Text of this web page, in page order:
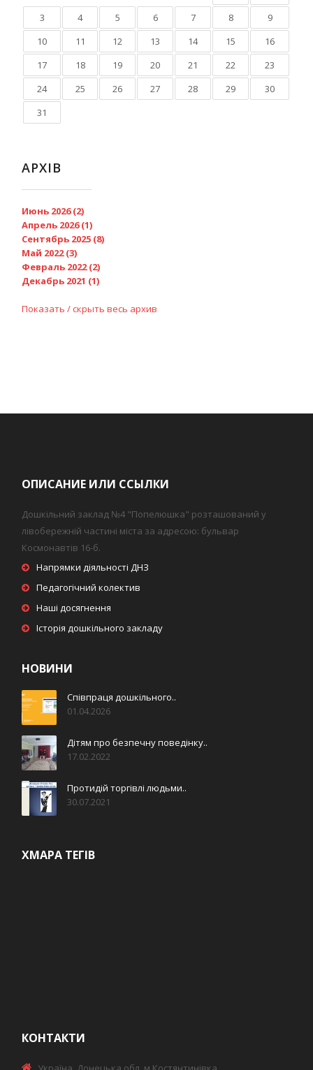
3
4 5 6 7 8
9
10
11 12 13 14 15
16
17
18 19 20 21 22
23
24
25 26 27 28 29
30
31
АРХІВ
Июнь 2026 (2)
Апрель 2026 (1)
Сентябрь 2025 (8)
Май 2022 (3)
Февраль 2022 (2)
Декабрь 2021 (1)
Показать / скрыть весь архив
ОПИСАНИЕ ИЛИ ССЫЛКИ
Дошкільний заклад №4 "Попелюшка" розташований у
лівобережній частині міста за адресою: бульвар
Космонавтів 16-б.
Напрямки діяльності ДНЗ
Педагогічний колектив
Наші досягнення
Історія дошкільного закладу
НОВИНИ
Співпраця дошкільного..
01.04.2026
Дітям про безпечну поведінку..
17.02.2022
Протидій торгівлі людьми..
30.07.2021
ХМАРА ТЕГІВ
КОНТАКТИ